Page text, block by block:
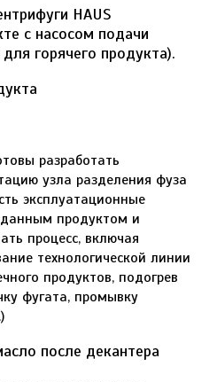
разработать
узла разделения фуза
эксплуатационные
данным продуктом и
процесс, включая
технологической линии
продуктов, подогрев
фугата, промывку